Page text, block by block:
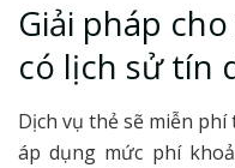
Giải pháp
có lịch sử tín
Dịch vụ thẻ sẽ miễn
áp dụng mức phí